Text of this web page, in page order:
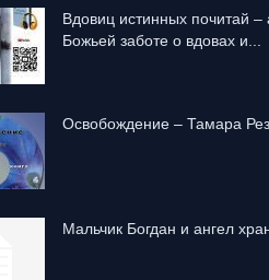
Вдовиц истинных почитай –
Божьей заботе о вдовах и...
Освобождение – Тамара
Mальчик Богдан и ангел